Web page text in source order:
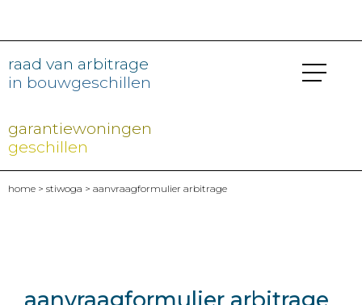
raad van arbitrage
in bouwgeschillen
garantiewoningen
geschillen
home > stiwoga > aanvraagformulier arbitrage